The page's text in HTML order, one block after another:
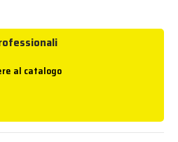
al catalogo